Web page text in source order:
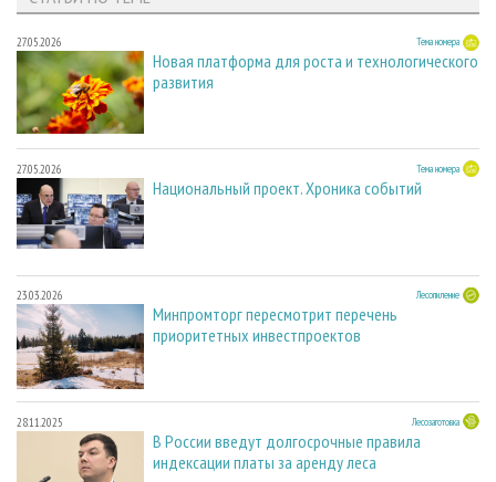
27.05.2026 Тема номера
Новая платформа для роста и технологического
развития
27.05.2026 Тема номера
Национальный проект. Хроника событий
23.03.2026 Лесопиление
Минпромторг пересмотрит перечень
приоритетных инвестпроектов
28.11.2025 Лесозаготовка
В России введут долгосрочные правила
индексации платы за аренду леса